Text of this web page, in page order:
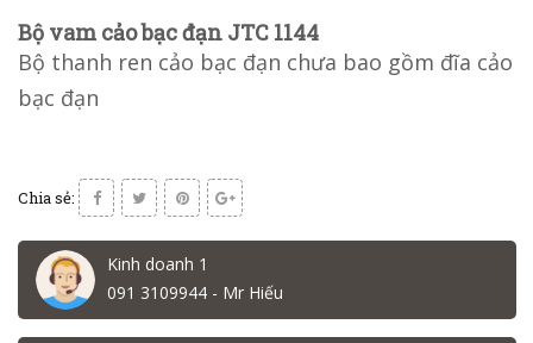
Bộ vam cảo bạc đạn JTC 1144
Bộ thanh ren cảo bạc đạn chưa bao gồm đĩa cảo
bạc đạn
Chia sẻ:
Kinh doanh 1
091 3109944 - Mr Hiếu